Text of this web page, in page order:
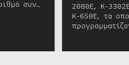
συν…
2080E, K-
K-650E, τα